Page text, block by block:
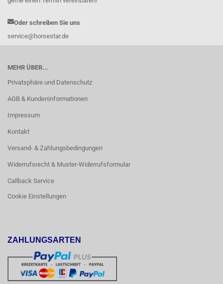
Oder schreiben Sie uns
service@horsestar.de
MEHR ÜBER...
Privatsphäre und Datenschutz
AGB & Kundeninformationen
Impressum
Kontakt
Versand- & Zahlungsbedingungen
Widerrufsrecht & Muster-Widerrufsformular
Callback Service
Cookie Einstellungen
ZAHLUNGSARTEN